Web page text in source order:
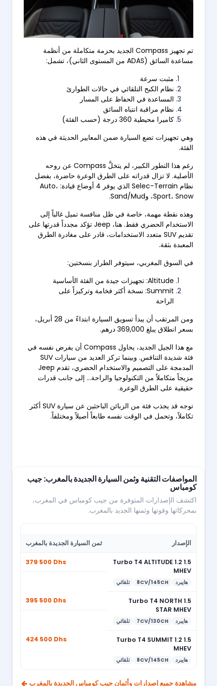
تم تجهيز Compass الجديد بحزمة متكاملة من أنظمة
مساعدة السائق (ADAS من المستوى الثاني)، تشمل:
مثبت سرعة
نظام الكبح التلقائي في حالات الطوارئ
المساعدة في الحفاظ على المسار
نظام مراقبة انتباه السائق
كاميرا محيطية 360 درجة (حسب الفئة)
وهي تجهيزات تضع السيارة ضمن المعايير الحديثة في هذه
الفئة.
رغم هذا التطور الكبير، لم يتخلَّ Compass عن روحه
الأصلية. لا تزال قدراته على الطرق الوعرة حاضرة، بفضل
نظام Selec-Terrain الذي يوفر 4 أوضاع قيادة: Auto،
Sport، Snow، وSand/Mud.
وهذه نقطة مهمة، خاصة في ظل منافسة تميل غالباً إلى
الاستخدام الحضري فقط. هنا، Jeep تؤكد مجدداً قدرتها على
تقديم SUV متعدد الاستخدامات، قادر على مغادرة الطرق
المعبدة بثقة.
في السوق المغربي، سيتوفر الطراز بنسختين:
Altitude: تجهيزات جيدة من الفئة الأساسية
Summit: نسخة أكثر فخامة وتركيزاً على
الراحة
ومن المرتقب أن يبدأ تسويق السيارة ابتداءً من 28 أبريل،
بسعر انطلاق يبلغ 369,000 درهم.
مع هذا الجيل الجديد، يحاول Compass أن يفرض نفسه في
فئة شديدة التنافس. وبينما تركز العديد من سيارات SUV
المدمجة على التصميم والاستخدام الحضري، تقدم Jeep
مزيجاً متكاملاً من التكنولوجيا والراحة… إلى جانب قدرات
حقيقية على الطرق الوعرة.
توجه قد يجذب فئة من الزبائن الباحثين عن سيارة SUV أكثر
تكاملاً، وتحمل في الوقت نفسه طابعاً أصيلاً ومختلفاً.
المواصفات التقنية وثمن السيارة الجديدة بالمغرب: جيب
كومباس
اكتشف الإصدارات المتوفرة من جيب كومباس في المغرب،
بمحركاتها وقوتها وثمنها الجديد بالمغرب.
الإصدار ثمن السيارة الجديدة بالمغرب
1.5 Turbo T4 ALTITUDE 1.2
MHEV
هايبرد 8CV/145CH تلقائي
379 500 Dhs
1.5 Turbo T4 NORTH
STAR MHEV
هايبرد 7CV/130CH تلقائي
395 500 Dhs
1.5 Turbo T4 SUMMIT 1.2
MHEV
هايبرد 8CV/145CH تلقائي
424 500 Dhs
مشاهدة جميع إصدارات وأثمان جيب كومباس الجديدة بالمغرب